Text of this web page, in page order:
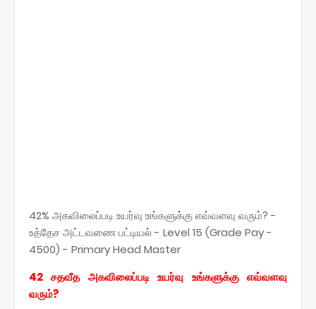
42% அகவிலைப்படி உயர்வு உங்களுக்கு எவ்வளவு வரும்? -
உத்தேச அட்டவணை பட்டியல் - Level 15 (Grade Pay -
4500) - Primary Head Master
42 சதவீத அகவிலைப்படி உயர்வு உங்களுக்கு எவ்வளவு
வரும்?